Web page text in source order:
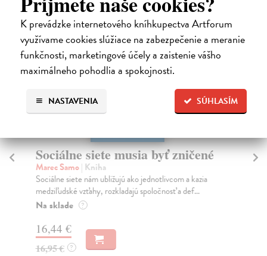
K prevádzke internetového kníhkupectva Artforum
využívame cookies slúžiace na zabezpečenie a meranie
funkčnosti, marketingové účely a zaistenie vášho
maximálneho pohodlia a spokojnosti.
SÚHLASÍM
NASTAVENIA
kúpili aj:
na sklade
Sociálne siete musia byť zničené
Marec Samo| Kniha
Sociálne siete nám ubližujú ako jednotlivcom a kazia
medziľudské vzťahy, rozkladajú spoločnosť a def...
Na sklade ?
16,44 €
16,95 € ?